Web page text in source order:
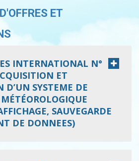
ET
INTERNATIONAL N°
ET
SYSTEME DE
SAUVEGARDE
DE DONNEES)